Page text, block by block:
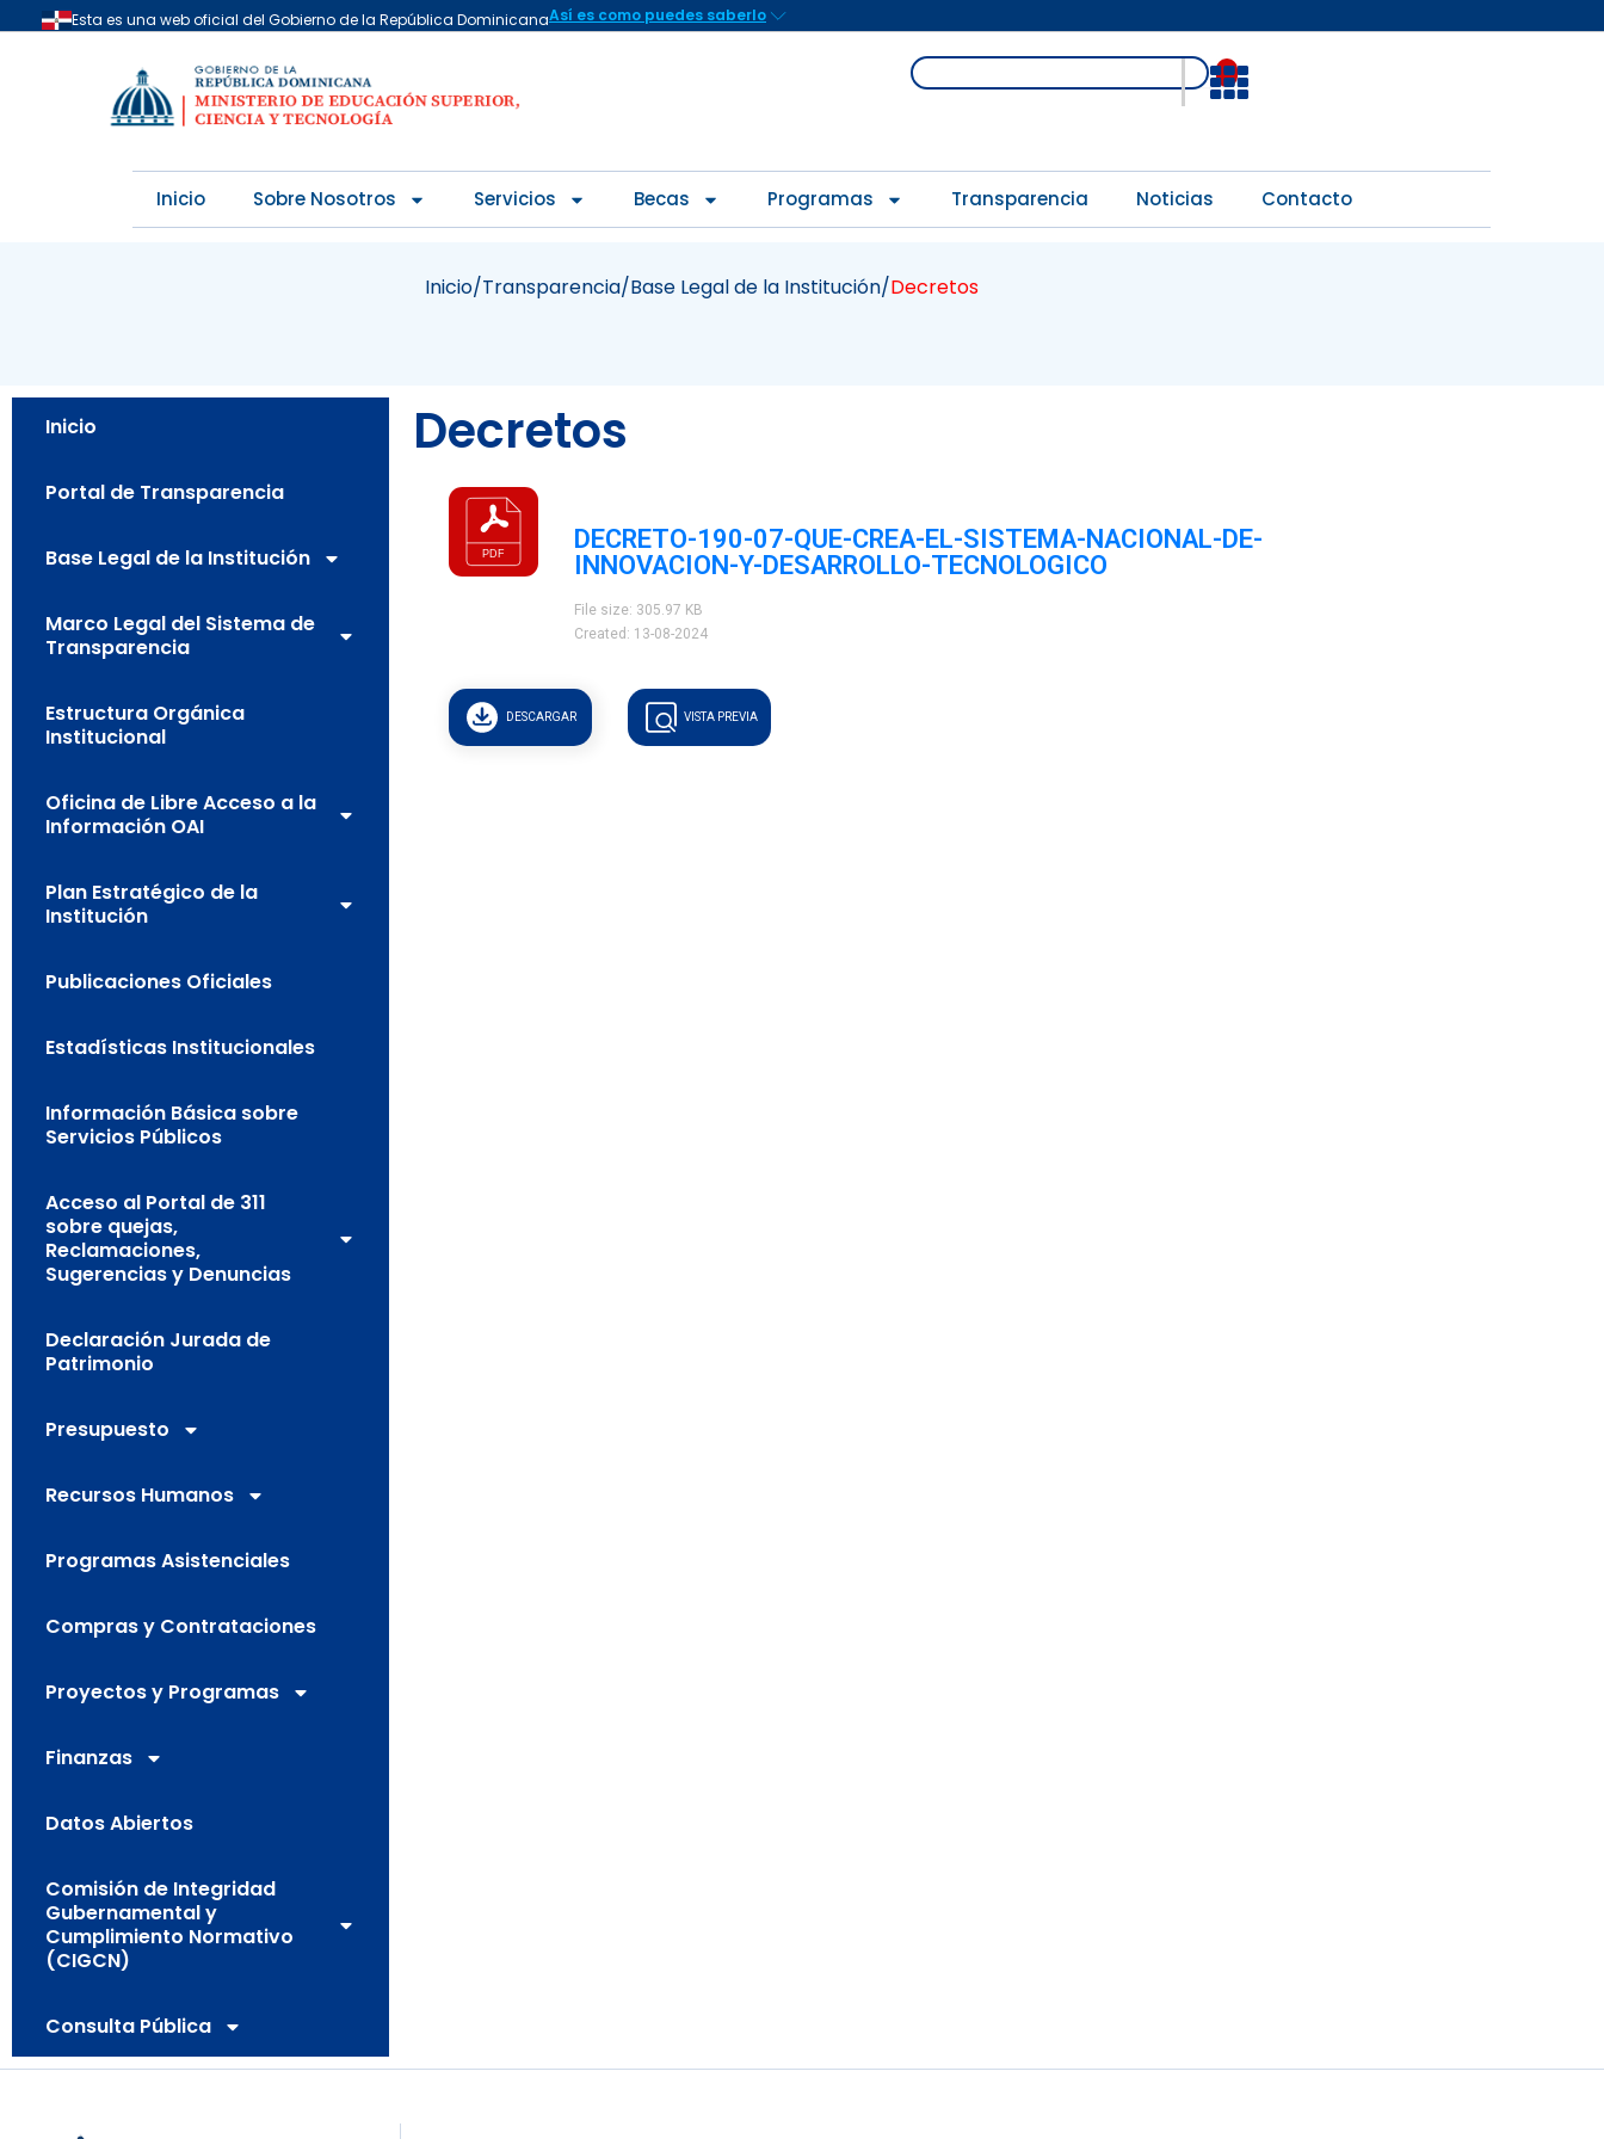
Esta es una web oficial del Gobierno de la República DominicanaAsí es como puedes saberlo
Search
Open
Inicio Sobre Nosotros Servicios Becas Programas Transparencia Noticias Contacto
Inicio
Portal de Transparencia
Base Legal de la Institución
Marco Legal del Sistema de
Transparencia
Estructura Orgánica
Institucional
Oficina de Libre Acceso a la
Información OAI
Plan Estratégico de la
Institución
Publicaciones Oficiales
Estadísticas Institucionales
Información Básica sobre
Servicios Públicos
Acceso al Portal de 311
sobre quejas,
Reclamaciones,
Sugerencias y Denuncias
Declaración Jurada de
Patrimonio
Presupuesto
Recursos Humanos
Programas Asistenciales
Compras y Contrataciones
Proyectos y Programas
Finanzas
Datos Abiertos
Comisión de Integridad
Gubernamental y
Cumplimiento Normativo
(CIGCN)
Consulta Pública
Decretos
Inicio/Transparencia/Base Legal de la Institución/Decretos
DECRETO-190-07-QUE-CREA-EL-SISTEMA-NACIONAL-DE-
INNOVACION-Y-DESARROLLO-TECNOLOGICO
File size: 305.97 KB
Created: 13-08-2024
DESCARGAR VISTA PREVIA